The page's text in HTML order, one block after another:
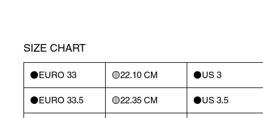
SIZE CHART
⚫️EURO 33 🟡22.10 CM ⚫️US 3
⚫️EURO 33.5 🟡22.35 CM ⚫️US 3.5